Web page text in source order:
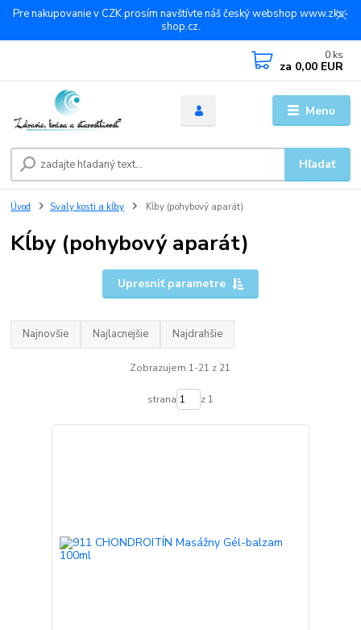
Pre nakupovanie v CZK prosím navštívte náš český webshop www.zks-
shop.cz.
Menu
Hľadať
0 ks
za 0,00 EUR
Úvod Svaly kosti a kĺby Kĺby (pohybový aparát)
Kĺby (pohybový aparát)
Upresniť parametre
Najnovšie Najlacnejšie Najdrahšie
Zobrazujem 1-21 z 21
strana z 1